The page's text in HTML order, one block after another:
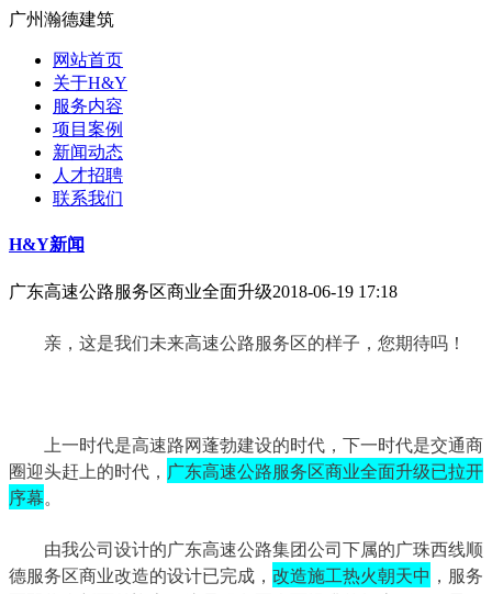
广州瀚德建筑
网站首页
关于H&Y
服务内容
项目案例
新闻动态
人才招聘
联系我们
H&Y新闻
广东高速公路服务区商业全面升级2018-06-19 17:18
	亲，这是我们未来高速公路服务区的样子，您期待吗！
上一时代是高速路网蓬勃建设的时代，下一时代是交通商
圈迎头赶上的时代， 广东高速公路服务区商业全面升级已拉开
序幕。
由我公司设计的广东高速公路集团公司下属的广珠西线顺
德服务区商业改造的设计已完成， 改造施工热火朝天中 ，服务